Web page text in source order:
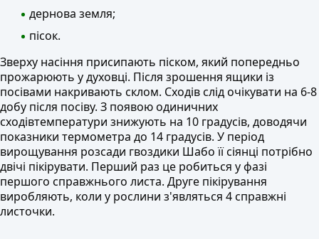
дернова земля;
пісок.
Зверху насіння присипають піском, який попередньо
прожарюють у духовці. Після зрошення ящики із
посівами накривають склом. Сходів слід очікувати на 6-8
добу після посіву. З появою одиничних
сходівтемператури знижують на 10 градусів, доводячи
показники термометра до 14 градусів. У період
вирощування розсади гвоздики Шабо її сіянці потрібно
двічі пікірувати. Перший раз це робиться у фазі
першого справжнього листа. Друге пікірування
виробляють, коли у рослини з'являться 4 справжні
листочки.